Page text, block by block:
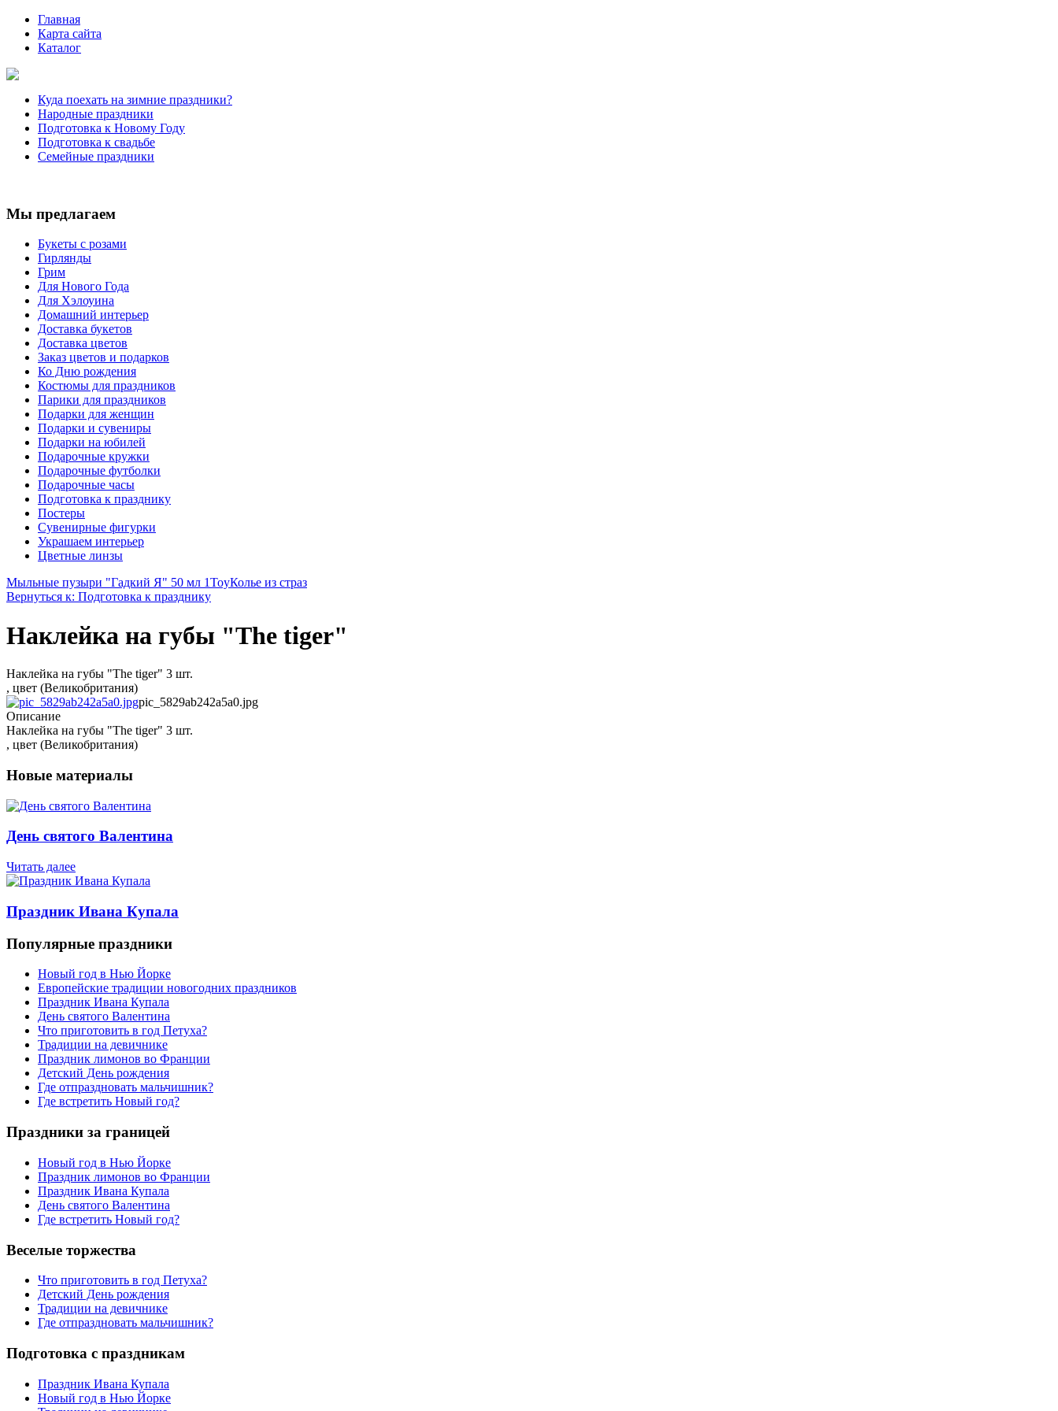
Главная
Карта сайта
Каталог
Куда поехать на зимние праздники?
Народные праздники
Подготовка к Новому Году
Подготовка к свадьбе
Семейные праздники
Мы предлагаем
Букеты с розами
Гирлянды
Грим
Для Нового Года
Для Хэлоуина
Домашний интерьер
Доставка букетов
Доставка цветов
Заказ цветов и подарков
Ко Дню рождения
Костюмы для праздников
Парики для праздников
Подарки для женщин
Подарки и сувениры
Подарки на юбилей
Подарочные кружки
Подарочные футболки
Подарочные часы
Подготовка к празднику
Постеры
Сувенирные фигурки
Украшаем интерьер
Цветные линзы
Мыльные пузыри "Гадкий Я" 50 мл 1ToyКолье из страз
Вернуться к: Подготовка к празднику
Наклейка на губы "The tiger"
Наклейка на губы "The tiger" 3 шт.
, цвет (Великобритания)
pic_5829ab242a5a0.jpg
Описание
Наклейка на губы "The tiger" 3 шт.
, цвет (Великобритания)
Новые материалы
День святого Валентина
Читать далее
Праздник Ивана Купала
Популярные праздники
Новый год в Нью Йорке
Европейские традиции новогодних праздников
Праздник Ивана Купала
День святого Валентина
Что приготовить в год Петуха?
Традиции на девичнике
Праздник лимонов во Франции
Детский День рождения
Где отпраздновать мальчишник?
Где встретить Новый год?
Праздники за границей
Новый год в Нью Йорке
Праздник лимонов во Франции
Праздник Ивана Купала
День святого Валентина
Где встретить Новый год?
Веселые торжества
Что приготовить в год Петуха?
Детский День рождения
Традиции на девичнике
Где отпраздновать мальчишник?
Подготовка с праздникам
Праздник Ивана Купала
Новый год в Нью Йорке